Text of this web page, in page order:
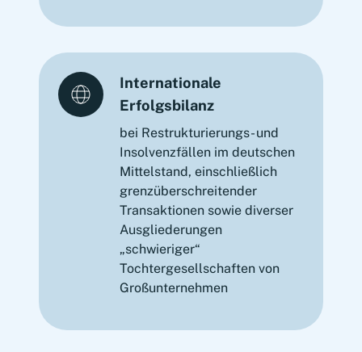
Internationale
Erfolgsbilanz
bei Restrukturierungs- und
Insolvenzfällen im deutschen
Mittelstand, einschließlich
grenzüberschreitender
Transaktionen sowie diverser
Ausgliederungen
„schwieriger“
Tochtergesellschaften von
Großunternehmen